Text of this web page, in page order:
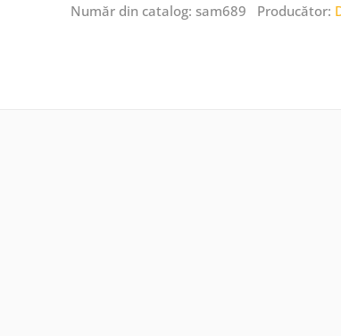
Număr din catalog: sam689 Producător: